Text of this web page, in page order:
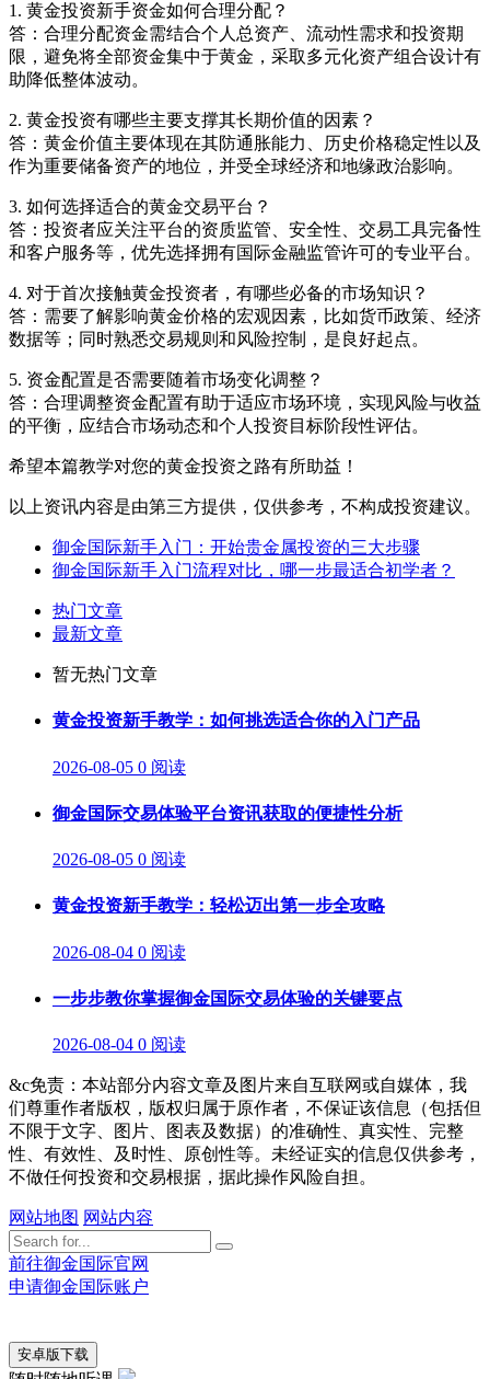
1. 黄金投资新手资金如何合理分配？
答：合理分配资金需结合个人总资产、流动性需求和投资期
限，避免将全部资金集中于黄金，采取多元化资产组合设计有
助降低整体波动。
2. 黄金投资有哪些主要支撑其长期价值的因素？
答：黄金价值主要体现在其防通胀能力、历史价格稳定性以及
作为重要储备资产的地位，并受全球经济和地缘政治影响。
3. 如何选择适合的黄金交易平台？
答：投资者应关注平台的资质监管、安全性、交易工具完备性
和客户服务等，优先选择拥有国际金融监管许可的专业平台。
4. 对于首次接触黄金投资者，有哪些必备的市场知识？
答：需要了解影响黄金价格的宏观因素，比如货币政策、经济
数据等；同时熟悉交易规则和风险控制，是良好起点。
5. 资金配置是否需要随着市场变化调整？
答：合理调整资金配置有助于适应市场环境，实现风险与收益
的平衡，应结合市场动态和个人投资目标阶段性评估。
希望本篇教学对您的黄金投资之路有所助益！
以上资讯内容是由第三方提供，仅供参考，不构成投资建议。
御金国际新手入门：开始贵金属投资的三大步骤
御金国际新手入门流程对比，哪一步最适合初学者？
热门文章
最新文章
暂无热门文章
黄金投资新手教学：如何挑选适合你的入门产品
2026-08-05 0 阅读
御金国际交易体验平台资讯获取的便捷性分析
2026-08-05 0 阅读
黄金投资新手教学：轻松迈出第一步全攻略
2026-08-04 0 阅读
一步步教你掌握御金国际交易体验的关键要点
2026-08-04 0 阅读
&c免责：本站部分内容文章及图片来自互联网或自媒体，我
们尊重作者版权，版权归属于原作者，不保证该信息（包括但
不限于文字、图片、图表及数据）的准确性、真实性、完整
性、有效性、及时性、原创性等。未经证实的信息仅供参考，
不做任何投资和交易根据，据此操作风险自担。
网站地图 网站内容
前往御金国际官网
申请御金国际账户
安卓版下载